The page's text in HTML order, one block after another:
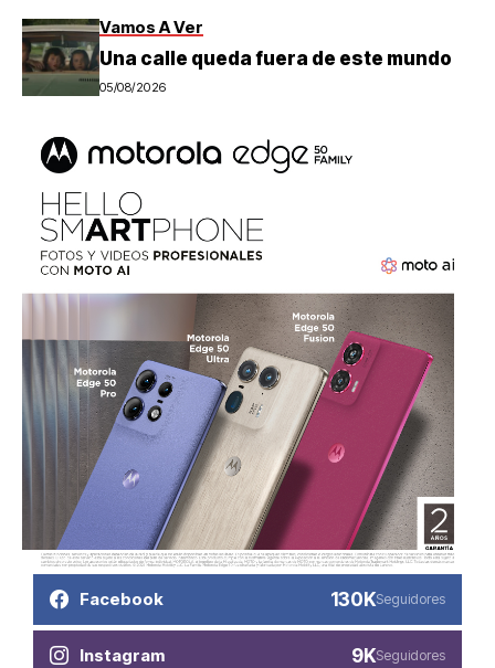
Vamos A Ver
Una calle queda fuera de este mundo
05/08/2026
Facebook 130KSeguidores
Instagram 9KSeguidores